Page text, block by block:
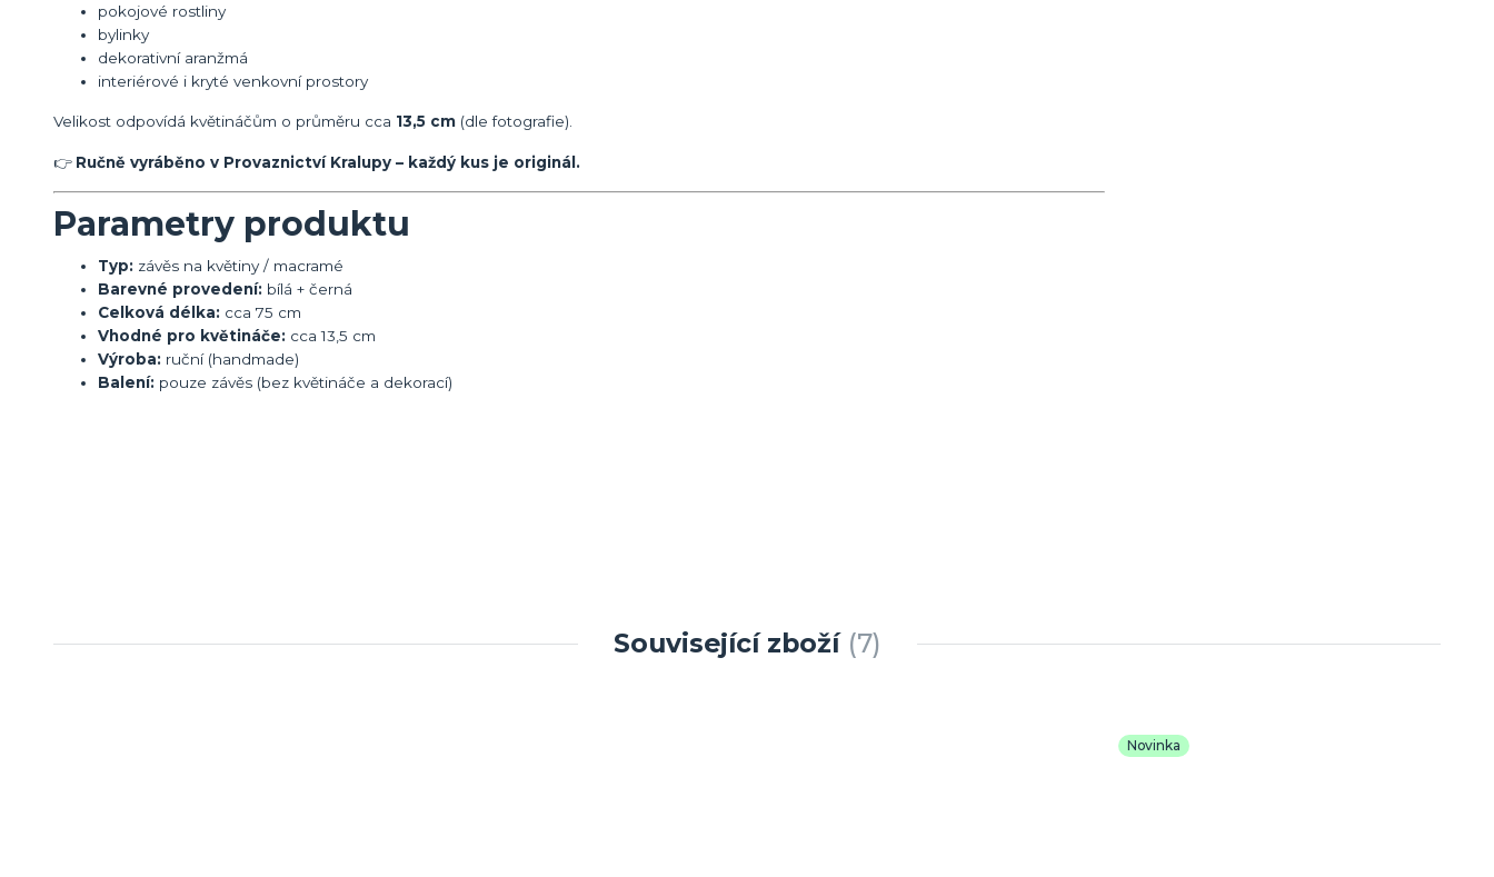
pokojové rostliny
bylinky
dekorativní aranžmá
interiérové i kryté venkovní prostory
Velikost odpovídá květináčům o průměru cca 13,5 cm (dle fotografie).
👉 Ručně vyráběno v Provaznictví Kralupy – každý kus je originál.
Parametry produktu
Typ: závěs na květiny / macramé
Barevné provedení: bílá + černá
Celková délka: cca 75 cm
Vhodné pro květináče: cca 13,5 cm
Výroba: ruční (handmade)
Balení: pouze závěs (bez květináče a dekorací)
Související zboží 7
Novinka